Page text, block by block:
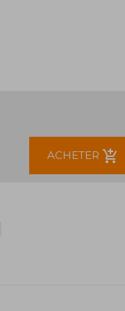
ACHETER add_shopping_cart